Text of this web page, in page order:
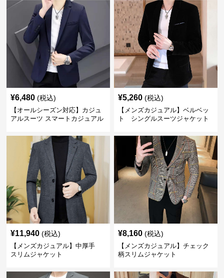
¥6,480 (税込)
【オールシーズン対応】カジュ
アルスーツ スマートカジュアル
¥5,260 (税込)
【メンズカジュアル】ベルベッ
ト シングルスーツジャケット
¥11,940 (税込)
【メンズカジュアル】中厚手
スリムジャケット
¥8,160 (税込)
【メンズカジュアル】チェック
柄スリムジャケット